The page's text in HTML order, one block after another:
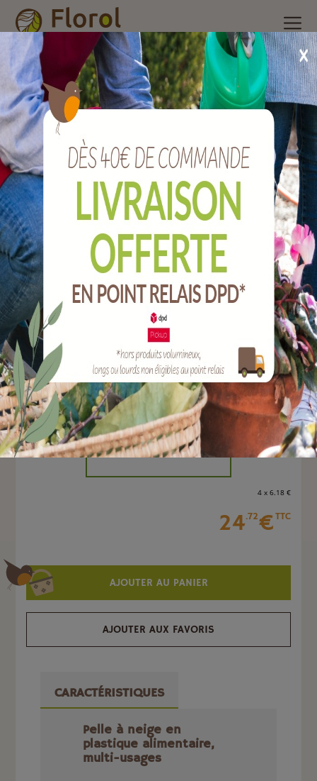
Accueil Nos produits /Brosserie et ménage /Outils de voirie/
Pelle à neige pvg ultra choc 34 cm em
Pelle à neige PVG ultra choc 34 cm em
Ref :
JPNPEM
EAN :3700279640323
Marque :
SOERGEN Distribution
Quantité :
Unité
-
4 x 6.18 €
24.72€TTC
AJOUTER AU PANIER
AJOUTER AUX FAVORIS
CARACTÉRISTIQUES
Pelle à neige en
plastique alimentaire,
multi-usages